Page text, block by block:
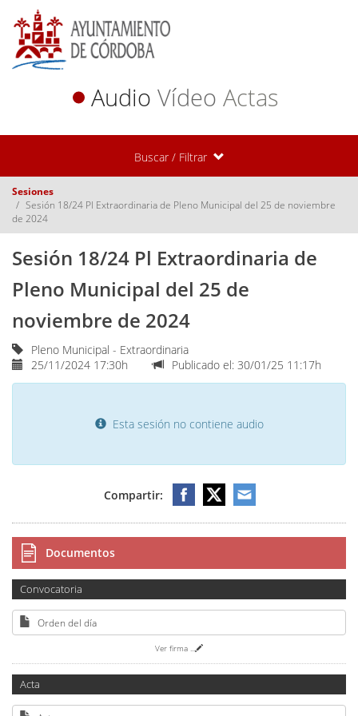
Audio Vídeo Actas
Buscar / Filtrar
Sesiones
Sesión 18/24 Pl Extraordinaria de Pleno Municipal del 25 de noviembre
de 2024
Sesión 18/24 Pl Extraordinaria de
Pleno Municipal del 25 de
noviembre de 2024
Pleno Municipal - Extraordinaria
25/11/2024 17:30h
Publicado el: 30/01/25 11:17h
Esta sesión no contiene audio
Compartir:
Documentos
Convocatoria
Orden del día
Ver firma
Acta